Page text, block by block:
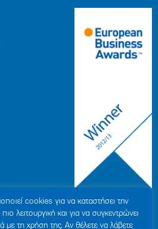
cookies για να καταστήσει την
λειτουργική και για να συγκεντρώνει
με τη χρήση της. Αν θέλετε να λάβετε